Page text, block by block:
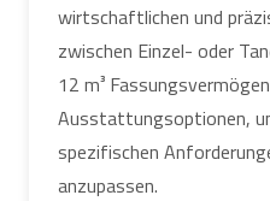
wirtschaftlichen und
zwischen Einzel- oder
12 m³
Ausstattungsoptionen,
spezifischen
anzupassen.